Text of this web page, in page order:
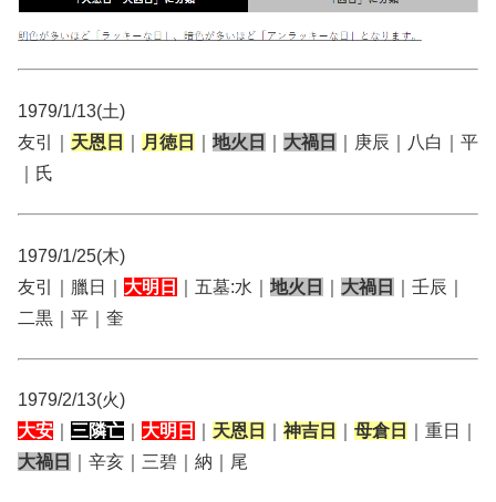
1979/1/13(土)
友引｜ 天恩日 月徳日 地火日 大禍日
｜庚辰｜八白｜平
｜氏
1979/1/25(木)
友引｜臘日｜ 大明日 ｜五墓:水｜ 地火日 大禍日
｜壬辰｜
二黒｜平｜奎
1979/2/13(火)
大安
三隣亡 大明日 天恩日 神吉日 母倉日
｜重日｜
大禍日
｜辛亥｜三碧｜納｜尾